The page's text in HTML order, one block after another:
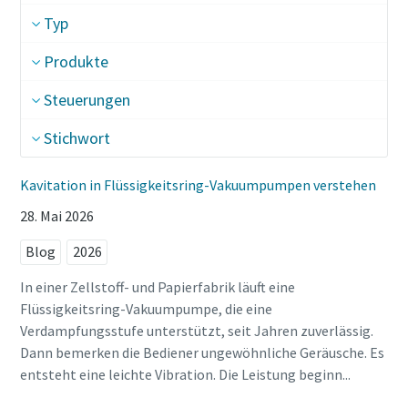
Typ
Produkte
Steuerungen
Stichwort
Kavitation in Flüssigkeitsring-Vakuumpumpen verstehen
28. Mai 2026
Blog
2026
In einer Zellstoff- und Papierfabrik läuft eine
Flüssigkeitsring-Vakuumpumpe, die eine
Verdampfungsstufe unterstützt, seit Jahren zuverlässig.
Dann bemerken die Bediener ungewöhnliche Geräusche. Es
entsteht eine leichte Vibration. Die Leistung beginn...
Stadt
Postleitzahl
Anfordern
Beliebige Frage oder Anforderung
Stadt
Postleitzahl
Anfordern
Beliebige Frage oder Anforderung
Stadt
Postleitzahl
Anfordern
Beliebige Frage oder Anforderung